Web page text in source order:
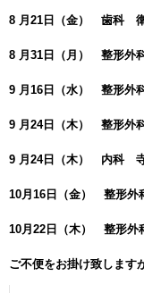
8 月21日（金） 歯科
8 月31日（月） 整形
9 月16日（水） 整形
9 月24日（木） 整形
9 月24日（木） 内科
10月16日（金） 整形
10月22日（木） 整形
ご不便をお掛け致します